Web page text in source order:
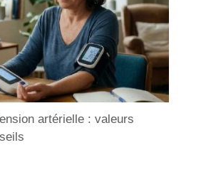
artérielle : valeurs